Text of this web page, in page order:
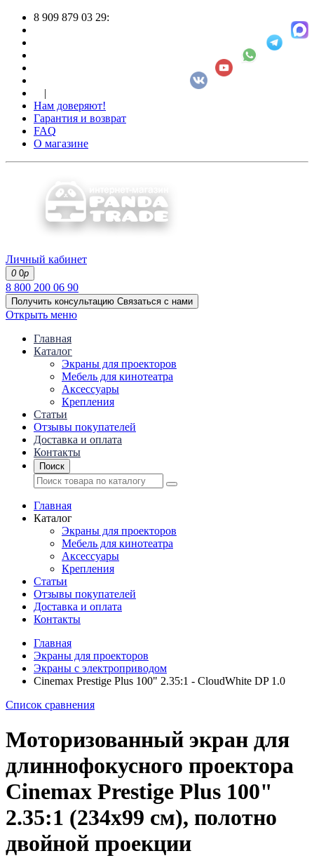
8 909 879 03 29:
|
Нам доверяют!
Гарантия и возврат
FAQ
О магазине
Личный кабинет
0 0р
8 800 200 06 90
Получить консультацию Связаться с нами
Открыть меню
Главная
Каталог
Экраны для проекторов
Mебель для кинотеатра
Аксессуары
Крепления
Статьи
Отзывы покупателей
Доставка и оплата
Контакты
Поиск
Главная
Каталог
Экраны для проекторов
Mебель для кинотеатра
Аксессуары
Крепления
Статьи
Отзывы покупателей
Доставка и оплата
Контакты
Главная
Экраны для проекторов
Экраны с электроприводом
Cinemax Prestige Plus 100" 2.35:1 - CloudWhite DP 1.0
Список сравнения
Моторизованный экран для
длиннофокусного проектора
Cinemax Prestige Plus 100"
2.35:1 (234x99 см), полотно
двойной проекции